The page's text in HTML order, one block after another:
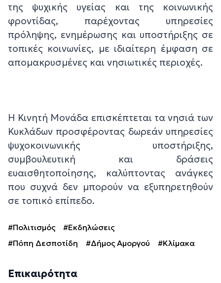
της ψυχικής υγείας και της κοινωνικής
φροντίδας, παρέχοντας υπηρεσίες
πρόληψης, ενημέρωσης και υποστήριξης σε
τοπικές κοινωνίες, με ιδιαίτερη έμφαση σε
απομακρυσμένες και νησιωτικές περιοχές.
Η Κινητή Μονάδα επισκέπτεται τα νησιά των
Κυκλάδων προσφέροντας δωρεάν υπηρεσίες
ψυχοκοινωνικής υποστήριξης,
συμβουλευτική και δράσεις
ευαισθητοποίησης, καλύπτοντας ανάγκες
που συχνά δεν μπορούν να εξυπηρετηθούν
σε τοπικό επίπεδο.
#Πολιτισμός
#Εκδηλώσεις
#Πόπη Δεσποτίδη
#Δήμος Αμοργού #Κλίμακα
Επικαιρότητα